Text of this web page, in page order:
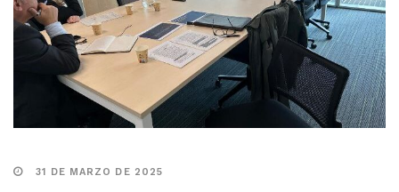
31 DE MARZO DE 2025